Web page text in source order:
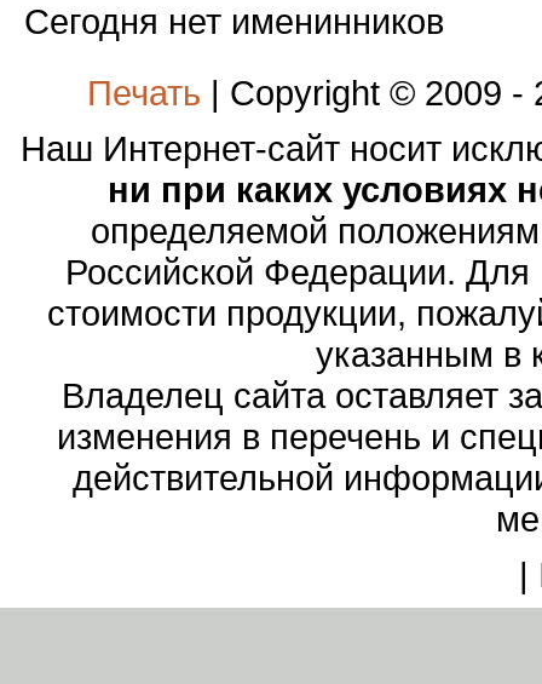
Сегодня нет именинников
Печать | Copyright © 2009 -
Наш Интернет-сайт носит
ни при каких условиях
определяемой
Российской Федерации.
стоимости продукции,
указанным в
Владелец сайта оставляет
изменения в перечень и
действительной
|